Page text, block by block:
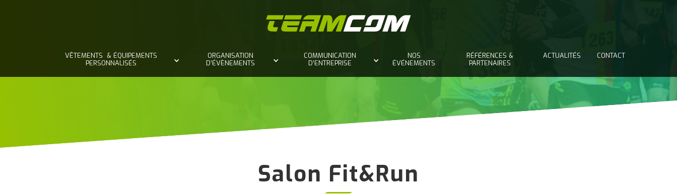
VÊTEMENTS & ÉQUIPEMENTS
PERSONNALISÉS
ORGANISATION
D’ÉVÈNEMENTS
COMMUNICATION
D’ENTREPRISE
NOS
ÉVÉNEMENTS
RÉFÉRENCES &
PARTENAIRES
ACTUALITÉS CONTACT
Salon Fit&Run